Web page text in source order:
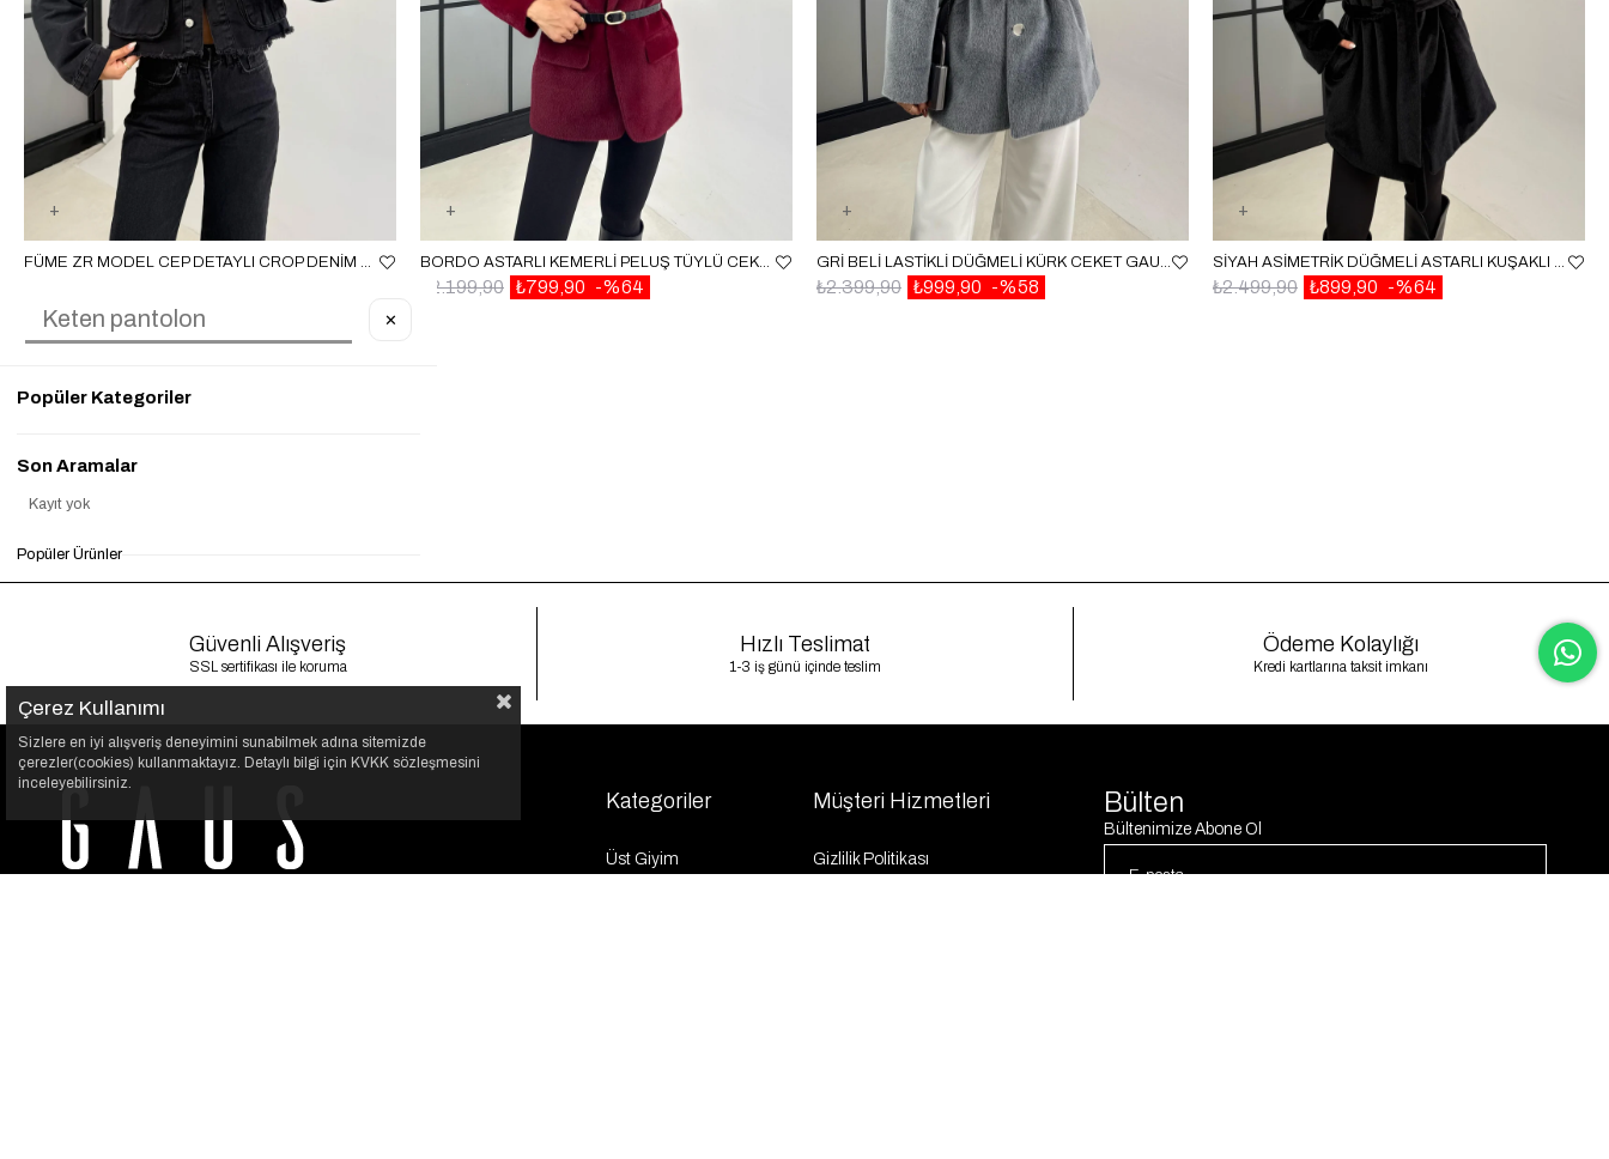
%64
₺799,90
₺2.199,90 %58
₺999,90
₺2.399,90 %64
₺899,90
₺2.499,90
Güvenli Alışveriş
SSL sertifikası ile koruma
Hızlı Teslimat
1-3 iş günü içinde teslim
Ödeme Kolaylığı
Kredi kartlarına taksit imkanı
Kategoriler
Üst Giyim
Müşteri Hizmetleri
Gizlilik Politikası
Bülten
Bültenimize Abone Ol
Çerez Kullanımı
Sizlere en iyi alışveriş deneyimini sunabilmek adına sitemizde
çerezler(cookies) kullanmaktayız. Detaylı bilgi için KVKK sözleşmesini
inceleyebilirsiniz.
✕
Popüler Kategoriler
Son Aramalar
Kayıt yok
Popüler Ürünler